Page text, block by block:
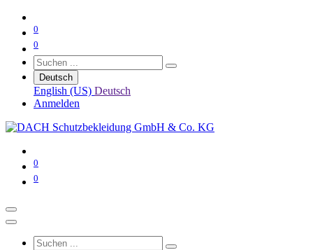
0
0
Deutsch
English (US) Deutsch
Anmelden
0
0